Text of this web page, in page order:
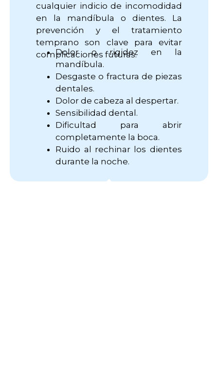
cualquier indicio de incomodidad
en la mandíbula o dientes. La
prevención y el tratamiento
temprano son clave para evitar
complicaciones futuras.
Dolor o rigidez en la
mandíbula.
Desgaste o fractura de piezas
dentales.
Dolor de cabeza al despertar.
Sensibilidad dental.
Dificultad para abrir
completamente la boca.
Ruido al rechinar los dientes
durante la noche.